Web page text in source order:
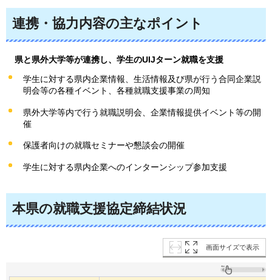
連携・協力内容の主なポイント
県と県外大学等が連携し、学生のUIJターン就職を支援
学生に対する県内企業情報、生活情報及び県が行う合同企業説
明会等の各種イベント、各種就職支援事業の周知
県外大学等内で行う就職説明会、企業情報提供イベント等の開
催
保護者向けの就職セミナーや懇談会の開催
学生に対する県内企業へのインターンシップ参加支援
本県の就職支援協定締結状況
画面サイズで表示